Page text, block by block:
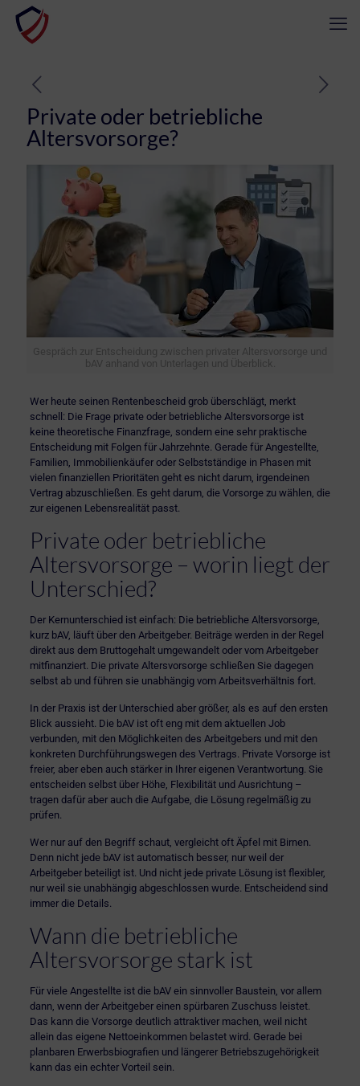
Private oder betriebliche
Altersvorsorge?
Gespräch zur Entscheidung zwischen privater Altersvorsorge und
bAV anhand von Unterlagen und Überblick.
Wer heute seinen Rentenbescheid grob überschlägt, merkt
schnell: Die Frage private oder betriebliche Altersvorsorge ist
keine theoretische Finanzfrage, sondern eine sehr praktische
Entscheidung mit Folgen für Jahrzehnte. Gerade für Angestellte,
Familien, Immobilienkäufer oder Selbstständige in Phasen mit
vielen finanziellen Prioritäten geht es nicht darum, irgendeinen
Vertrag abzuschließen. Es geht darum, die Vorsorge zu wählen, die
zur eigenen Lebensrealität passt.
Private oder betriebliche
Altersvorsorge – worin liegt der
Unterschied?
Der Kernunterschied ist einfach: Die betriebliche Altersvorsorge,
kurz bAV, läuft über den Arbeitgeber. Beiträge werden in der Regel
direkt aus dem Bruttogehalt umgewandelt oder vom Arbeitgeber
mitfinanziert. Die private Altersvorsorge schließen Sie dagegen
selbst ab und führen sie unabhängig vom Arbeitsverhältnis fort.
In der Praxis ist der Unterschied aber größer, als es auf den ersten
Blick aussieht. Die bAV ist oft eng mit dem aktuellen Job
verbunden, mit den Möglichkeiten des Arbeitgebers und mit den
konkreten Durchführungswegen des Vertrags. Private Vorsorge ist
freier, aber eben auch stärker in Ihrer eigenen Verantwortung. Sie
entscheiden selbst über Höhe, Flexibilität und Ausrichtung –
tragen dafür aber auch die Aufgabe, die Lösung regelmäßig zu
prüfen.
Wer nur auf den Begriff schaut, vergleicht oft Äpfel mit Birnen.
Denn nicht jede bAV ist automatisch besser, nur weil der
Arbeitgeber beteiligt ist. Und nicht jede private Lösung ist flexibler,
nur weil sie unabhängig abgeschlossen wurde. Entscheidend sind
immer die Details.
Wann die betriebliche
Altersvorsorge stark ist
Für viele Angestellte ist die bAV ein sinnvoller Baustein, vor allem
dann, wenn der Arbeitgeber einen spürbaren Zuschuss leistet.
Das kann die Vorsorge deutlich attraktiver machen, weil nicht
allein das eigene Nettoeinkommen belastet wird. Gerade bei
planbaren Erwerbsbiografien und längerer Betriebszugehörigkeit
kann das ein echter Vorteil sein.